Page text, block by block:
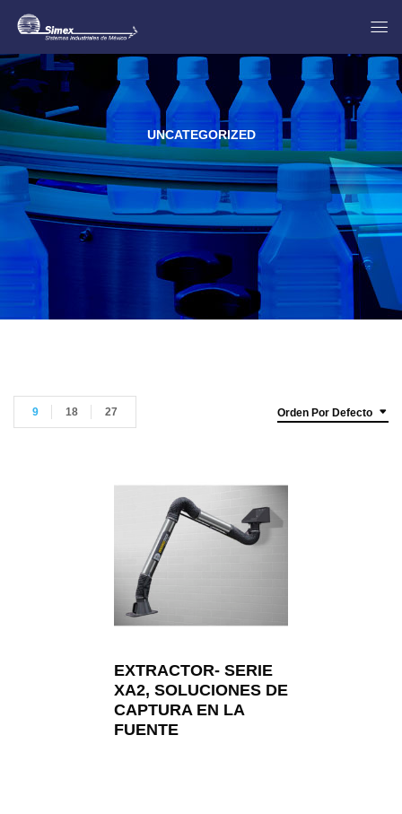
UNCATEGORIZED
Orden Por Defecto
9 18 27
EXTRACTOR- SERIE
XA2, SOLUCIONES DE
CAPTURA EN LA
FUENTE